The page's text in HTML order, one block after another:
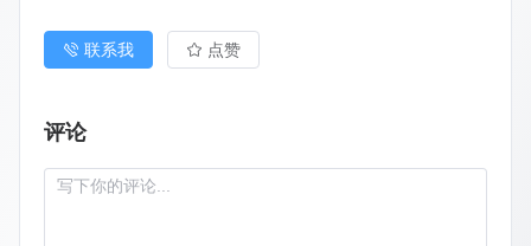
联系我 点赞
评论